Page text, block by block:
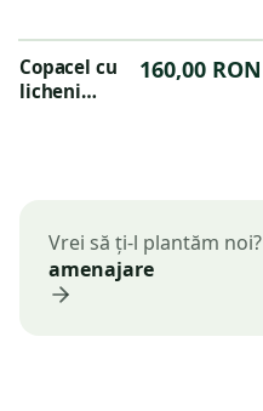
Copacel cu
licheni
160,00 RON
Vrei să ți-l plantăm noi?
amenajare